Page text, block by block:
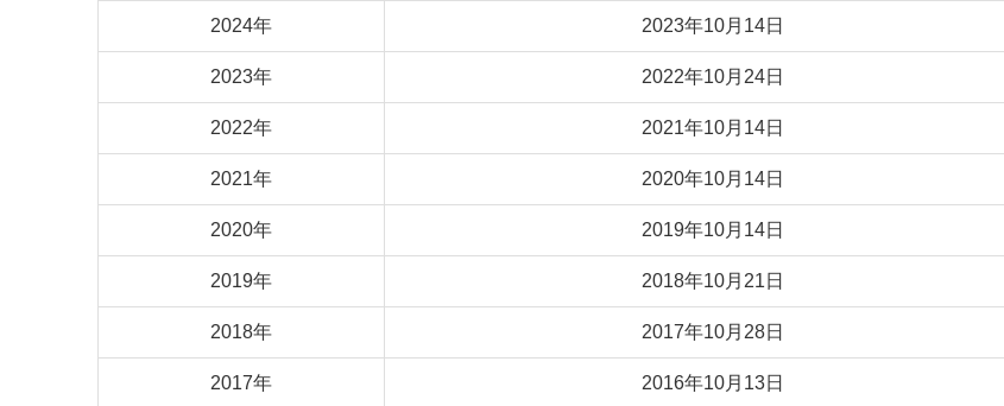
2024年 2023年10月14日
2023年 2022年10月24日
2022年 2021年10月14日
2021年 2020年10月14日
2020年 2019年10月14日
2019年 2018年10月21日
2018年 2017年10月28日
2017年 2016年10月13日